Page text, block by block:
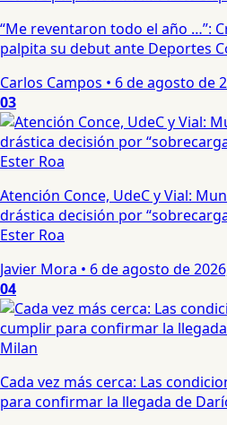
“Me reventaron todo el año …”:
palpita su debut ante Deportes
Carlos Campos • 6 de agosto de
03
Atención Conce, UdeC y Vial:
drástica decisión por
Ester Roa
Javier Mora • 6 de agosto de
04
Cada vez más cerca: Las
para confirmar la llegada de